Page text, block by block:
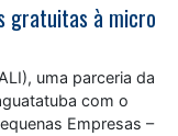
gratuitas à micro
uma parceria da
com o
Empresas –